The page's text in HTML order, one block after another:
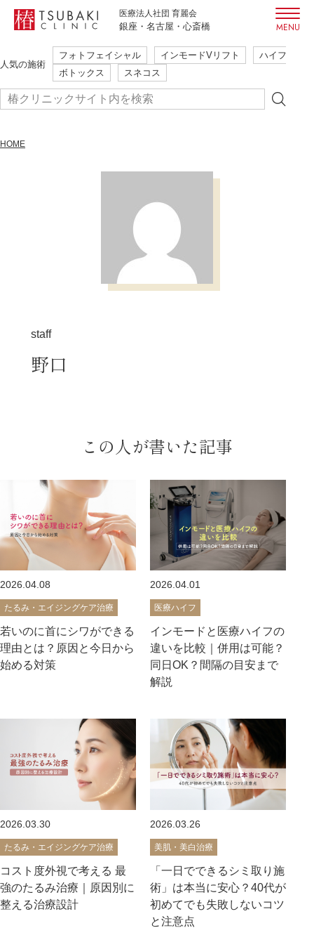
医療法人社団 育麗会
銀座・名古屋・心斎橋
人気の施術
フォトフェイシャル インモードVリフト
ハイフ
ボトックス
スネコス
初めての方も安心・安全
ご相談だけでも大歓迎
本当に必要な施術のみ提案
フォトフェイシャル インモードVリフト
よくあるご質問
美容医療コラム
HOME
staff
野口
この人が書いた記事
2026.04.08
たるみ・エイジングケア治療
若いのに首にシワができる
理由とは？原因と今日から
始める対策
2026.04.01
医療ハイフ
インモードと医療ハイフの
違いを比較｜併用は可能？
同日OK？間隔の目安まで
解説
2026.03.30
たるみ・エイジングケア治療
コスト度外視で考える 最
強のたるみ治療｜原因別に
整える治療設計
2026.03.26
美肌・美白治療
「一日でできるシミ取り施
術」は本当に安心？40代が
初めてでも失敗しないコツ
と注意点